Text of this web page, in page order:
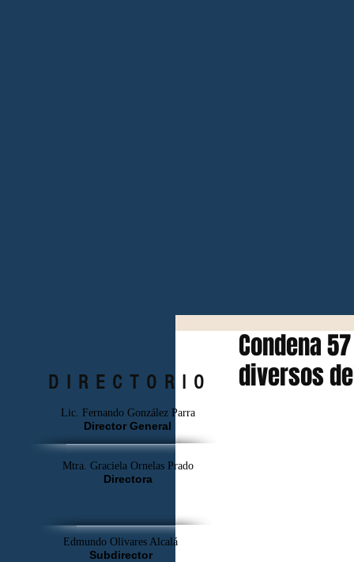
Condena
diversos
DIRECTORIO
Lic. Fernando González Parra
Director General
Mtra. Graciela Ornelas Prado
Directora
Edmundo Olivares Alcalá
Subdirector